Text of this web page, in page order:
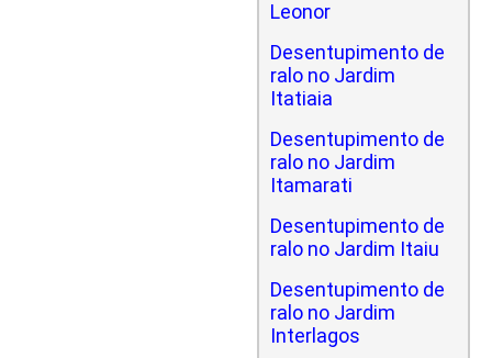
Leonor
Desentupimento de
ralo no Jardim
Itatiaia
Desentupimento de
ralo no Jardim
Itamarati
Desentupimento de
ralo no Jardim Itaiu
Desentupimento de
ralo no Jardim
Interlagos